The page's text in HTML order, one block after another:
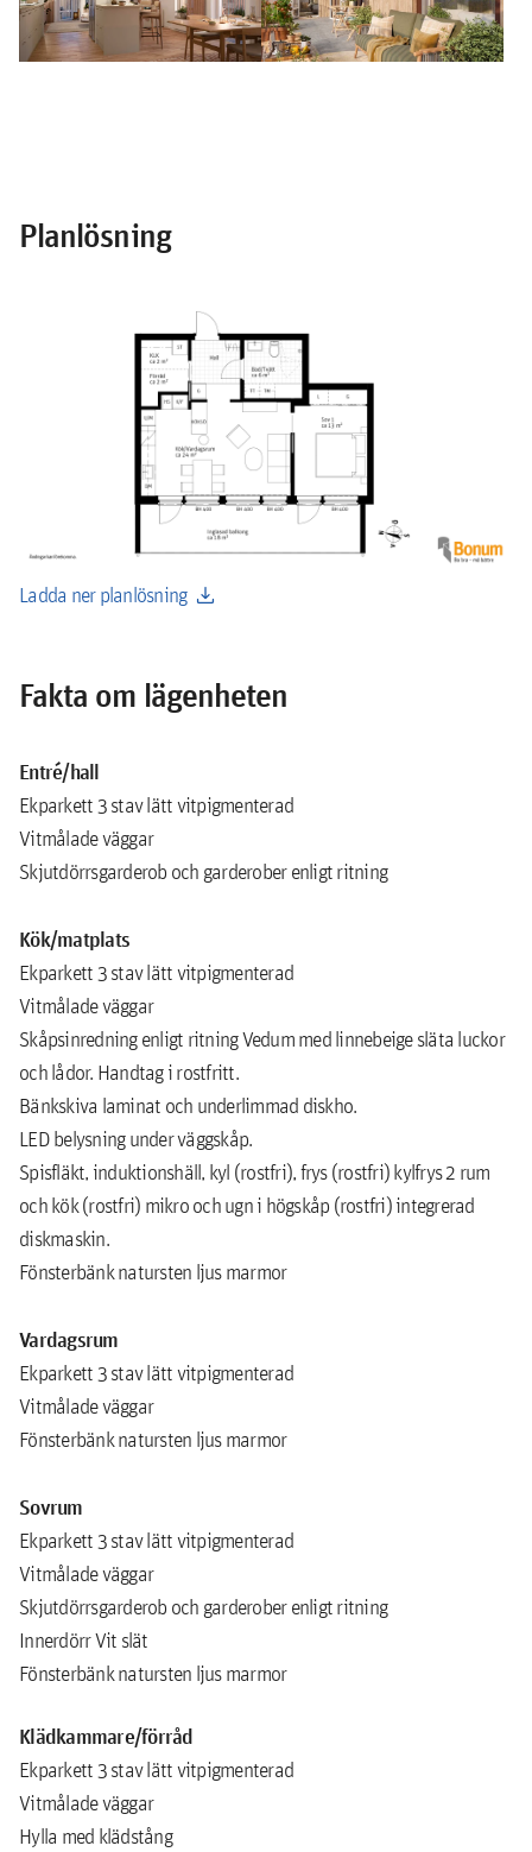
Planlösning
Ladda ner planlösning download
Fakta om lägenheten
Entré/hall
Ekparkett 3 stav lätt vitpigmenterad
Vitmålade väggar
Skjutdörrsgarderob och garderober enligt ritning
Kök/matplats
Ekparkett 3 stav lätt vitpigmenterad
Vitmålade väggar
Skåpsinredning enligt ritning Vedum med linnebeige släta luckor
och lådor. Handtag i rostfritt.
Bänkskiva laminat och underlimmad diskho.
LED belysning under väggskåp.
Spisfläkt, induktionshäll, kyl (rostfri), frys (rostfri) kylfrys 2 rum
och kök (rostfri) mikro och ugn i högskåp (rostfri) integrerad
diskmaskin.
Fönsterbänk natursten ljus marmor
Vardagsrum
Ekparkett 3 stav lätt vitpigmenterad
Vitmålade väggar
Fönsterbänk natursten ljus marmor
Sovrum
Ekparkett 3 stav lätt vitpigmenterad
Vitmålade väggar
Skjutdörrsgarderob och garderober enligt ritning
Innerdörr Vit slät
Fönsterbänk natursten ljus marmor
Klädkammare/förråd
Ekparkett 3 stav lätt vitpigmenterad
Vitmålade väggar
Hylla med klädstång